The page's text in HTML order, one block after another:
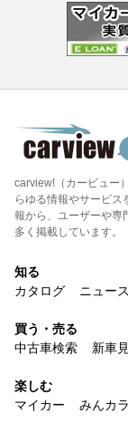
carview!（カービュー
らゆる情報やサービ
報から、ユーザーや専
多く掲載しています。
知る
カタログ
ニュース
買う・売る
中古車検索
新車
楽しむ
マイカー
みんカラ